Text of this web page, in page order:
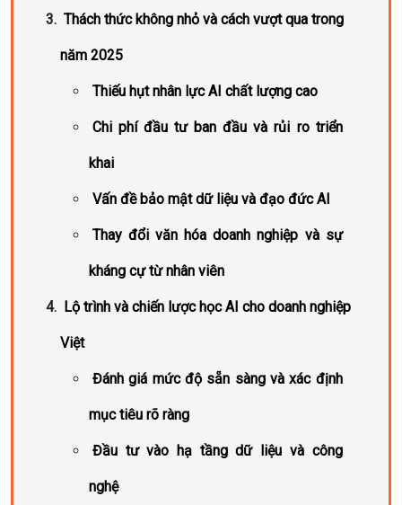
Thách thức không nhỏ và cách vượt qua trong
năm 2025
Thiếu hụt nhân lực AI chất lượng cao
Chi phí đầu tư ban đầu và rủi ro triển
khai
Vấn đề bảo mật dữ liệu và đạo đức AI
Thay đổi văn hóa doanh nghiệp và sự
kháng cự từ nhân viên
Lộ trình và chiến lược học AI cho doanh nghiệp
Việt
Đánh giá mức độ sẵn sàng và xác định
mục tiêu rõ ràng
Đầu tư vào hạ tầng dữ liệu và công
nghệ